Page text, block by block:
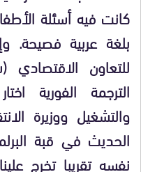
كانت فيه أسئلة
بلغة عربية فصيحة.
للتعاون
الترجمة الفورية
والتشغيل ووزيرة
الحديث في قبة
نفسه تقريبا تخرج